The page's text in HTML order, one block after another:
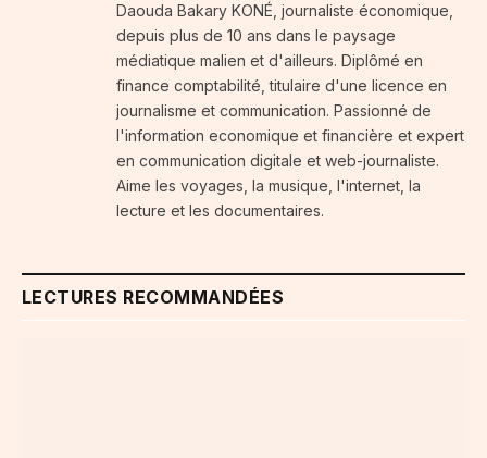
Daouda Bakary KONÉ, journaliste économique,
depuis plus de 10 ans dans le paysage
médiatique malien et d'ailleurs. Diplômé en
finance comptabilité, titulaire d'une licence en
journalisme et communication. Passionné de
l'information economique et financière et expert
en communication digitale et web-journaliste.
Aime les voyages, la musique, l'internet, la
lecture et les documentaires.
LECTURES RECOMMANDÉES